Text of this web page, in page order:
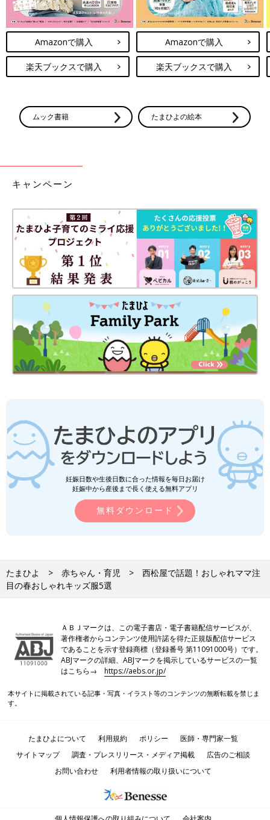
Amazonで購入
楽天ブックスで購入
Amazonで購入
楽天ブックスで購入
ムック書籍 たまひよの絵本
キャンペーン
妊娠日数や生後日数に合った情報を毎日お届け
妊娠中から産後まで長く使える無料アプリ
無料ダウンロード
たまひよ 赤ちゃん・育児
西松屋で話題！おしゃれママ注
目の春おしゃれキッズ服5選
ＡＢＪマークは、この電子書店・電子書籍配信サービスが、
著作権者からコンテンツ使用許諾を得た正規版配信サービス
であることを示す登録商標（登録番号 第11091000号）です。
ABJマークの詳細、ABJマークを掲示しているサービスの一覧
はこちら→https://aebs.or.jp/
本サイトに掲載されている記事・写真・イラスト等のコンテンツの無断転載を禁じま
す。
たまひよについて 利用規約 ポリシー
医師・専門家一覧
サイトマップ
調査・プレスリリース・メディア掲載
広告のご相談
お問い合わせ
利用者情報の取り扱いについて